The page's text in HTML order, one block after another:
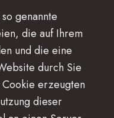
genannte
die auf Ihrem
und die eine
durch Sie
erzeugten
dieser